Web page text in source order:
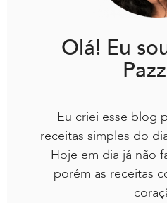
Olá! Eu
Eu criei esse blog
receitas simples do
Hoje em dia já não
porém as receitas